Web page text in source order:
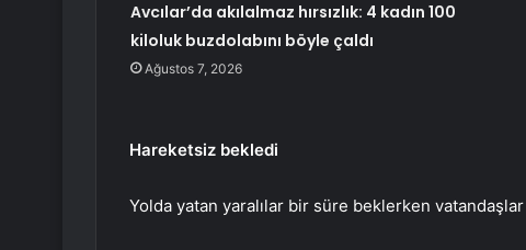
Avcılar’da akılalmaz hırsızlık: 4 kadın 100
kiloluk buzdolabını böyle çaldı
Ağustos 7, 2026
Hareketsiz bekledi
Yolda yatan yaralılar bir süre beklerken